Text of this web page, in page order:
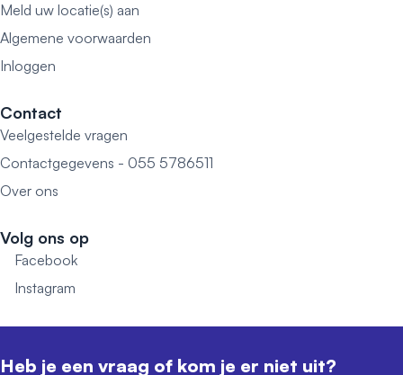
Meld uw locatie(s) aan
Algemene voorwaarden
Inloggen
Contact
Veelgestelde vragen
Contactgegevens - 055 5786511
Over ons
Volg ons op
Facebook
Instagram
Heb je een vraag of kom je er niet uit?